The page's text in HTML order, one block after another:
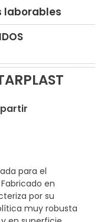
laborables
para el
en
por su
muy robusta